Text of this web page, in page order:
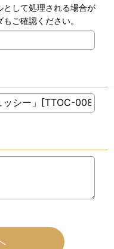
として処理される場合が
ご確認ください。